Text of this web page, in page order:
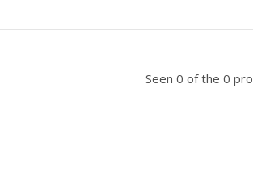
Seen 0 of the 0